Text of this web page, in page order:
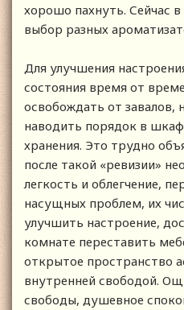
хорошо пахнуть. Сейчас
выбор разных
Для улучшения
состояния время от
освобождать от
наводить порядок в
хранения. Это трудно
после такой «ревизии»
легкость и облегчение,
насущных проблем, их
улучшить настроение,
комнате переставить
открытое пространство
внутренней свободой.
свободы, душевное